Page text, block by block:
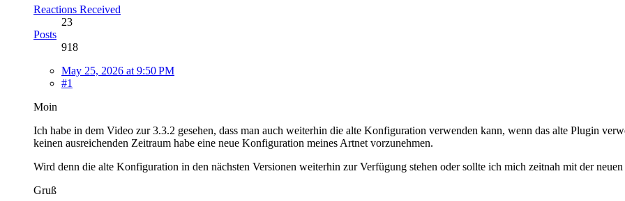
Reactions Received
23
Posts
918
May 25, 2026 at 9:50 PM
#1
Moin
Ich habe in dem Video zur 3.3.2 gesehen, dass man auch weiterhin die alte Konfiguration verwenden kann, wenn das alte Plugin
keinen ausreichenden Zeitraum habe eine neue Konfiguration meines Artnet vorzunehmen.
Wird denn die alte Konfiguration in den nächsten Versionen weiterhin zur Verfügung stehen oder sollte ich mich zeitnah mit der
Gruß